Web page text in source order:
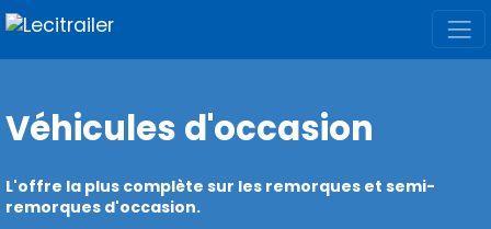
Véhicules d'occasion
L'offre la plus complète sur les remorques et semi-
remorques d'occasion.